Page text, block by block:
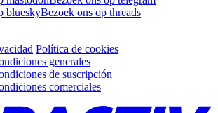
blueskyBezoek ons op threads
Política de cookies
generales
de suscripción
comerciales